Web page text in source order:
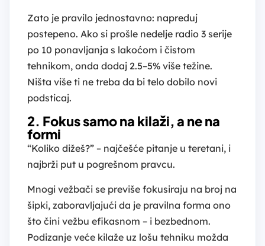
Zato je pravilo jednostavno: napreduj
postepeno. Ako si prošle nedelje radio 3 serije
po 10 ponavljanja s lakoćom i čistom
tehnikom, onda dodaj 2.5–5% više težine.
Ništa više ti ne treba da bi telo dobilo novi
podsticaj.
2. Fokus samo na kilaži, a ne na
formi
“Koliko dižeš?” – najčešće pitanje u teretani, i
najbrži put u pogrešnom pravcu.
Mnogi vežbači se previše fokusiraju na broj na
šipki, zaboravljajući da je pravilna forma ono
što čini vežbu efikasnom – i bezbednom.
Podizanje veće kilaže uz lošu tehniku možda